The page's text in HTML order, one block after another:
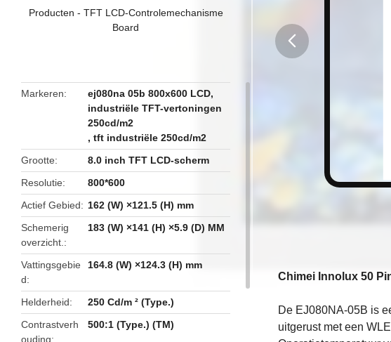
Producten - TFT LCD-Controlemechanisme
Board
Markeren ej080na 05b 800x600 LCD,
industriële TFT-vertoningen
250cd/m2
,tft industriële 250cd/m2
Grootte
8.0 inch TFT LCD-scherm
Resolutie
800*600
Actief Gebied
162 (W) ×121.5 (H) mm
Schemerig
overzicht.
183 (W) ×141 (H) ×5.9 (D) MM
Vattingsgebie
d
164.8 (W) ×124.3 (H) mm
Helderheid
250 Cd/m ² (Type.)
Contrastverh
ouding
500:1 (Type.) (TM)
Chimei Innolux 50
De EJ080NA-05B is
uitgerust met een